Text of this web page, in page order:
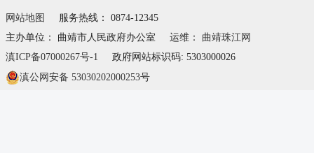
网站地图
服务热线： 0874-12345
主办单位： 曲靖市人民政府办公室
运维： 曲靖珠江网
滇ICP备07000267号-1
政府网站标识码: 5303000026
滇公网安备 53030202000253号